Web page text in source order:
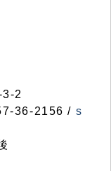
2
36-2156 / s